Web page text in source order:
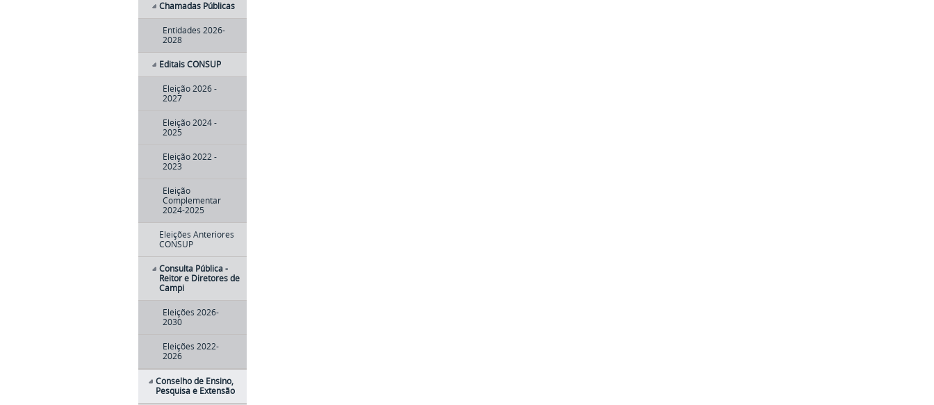
Chamadas Públicas
Entidades 2026-
2028
Editais CONSUP
Eleição 2026 -
2027
Eleição 2024 -
2025
Eleição 2022 -
2023
Eleição
Complementar
2024-2025
Eleições Anteriores
CONSUP
Consulta Pública -
Reitor e Diretores de
Campi
Eleições 2026-
2030
Eleições 2022-
2026
Conselho de Ensino,
Pesquisa e Extensão